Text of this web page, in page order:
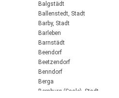
Balgstädt
Ballenstedt, Stadt
Barby, Stadt
Barleben
Barnstädt
Beendorf
Beetzendorf
Benndorf
Berga
Bernburg (Saale), Stadt